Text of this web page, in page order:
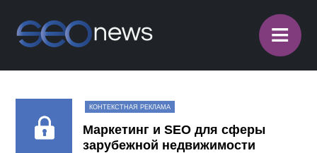
≡
КОНТЕКСТНАЯ РЕКЛАМА
Маркетинг и SEO для сферы
зарубежной недвижимости